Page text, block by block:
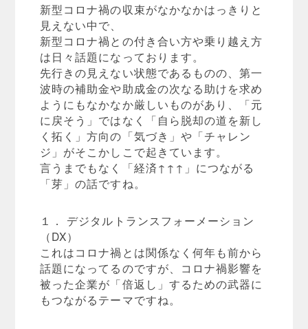
新型コロナ禍の収束がなかなかはっきりと
見えない中で、
新型コロナ禍との付き合い方や乗り越え方
は日々話題になっております。
先行きの見えない状態であるものの、第一
波時の補助金や助成金の次なる助けを求め
ようにもなかなか厳しいものがあり、「元
に戻そう」ではなく「自ら脱却の道を新し
く拓く」方向の「気づき」や「チャレン
ジ」がそこかしこで起きています。
言うまでもなく「経済↑↑↑」につながる
「芽」の話ですね。
１． デジタルトランスフォーメーション
（DX）
これはコロナ禍とは関係なく何年も前から
話題になってるのですが、コロナ禍影響を
被った企業が「倍返し」するための武器に
もつながるテーマですね。